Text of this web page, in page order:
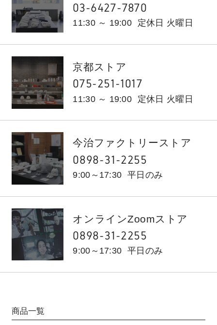
03-6427-7870
11:30 ～ 19:00 定休日 火曜日
京都ストア
075-251-1017
11:30 ～ 19:00 定休日 火曜日
今治ファクトリーストア
0898-31-2255
9:00～17:30 平日のみ
オンラインZoomストア
0898-31-2255
9:00～17:30 平日のみ
商品一覧